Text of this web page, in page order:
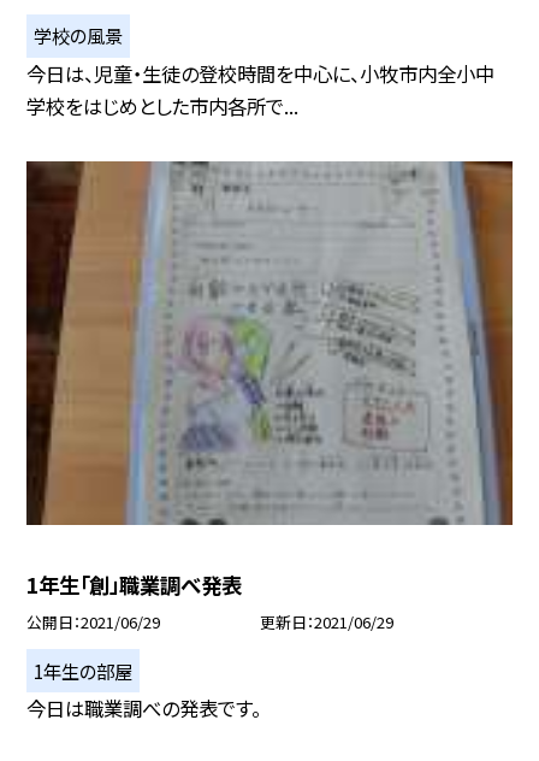
学校の風景
今日は、児童・生徒の登校時間を中心に、小牧市内全小中
学校をはじめとした市内各所で...
1年生「創」職業調べ発表
公開日 2021/06/29 更新日 2021/06/29
1年生の部屋
今日は職業調べの発表です。